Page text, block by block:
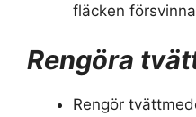
fläcken
Rengöra
Rengör